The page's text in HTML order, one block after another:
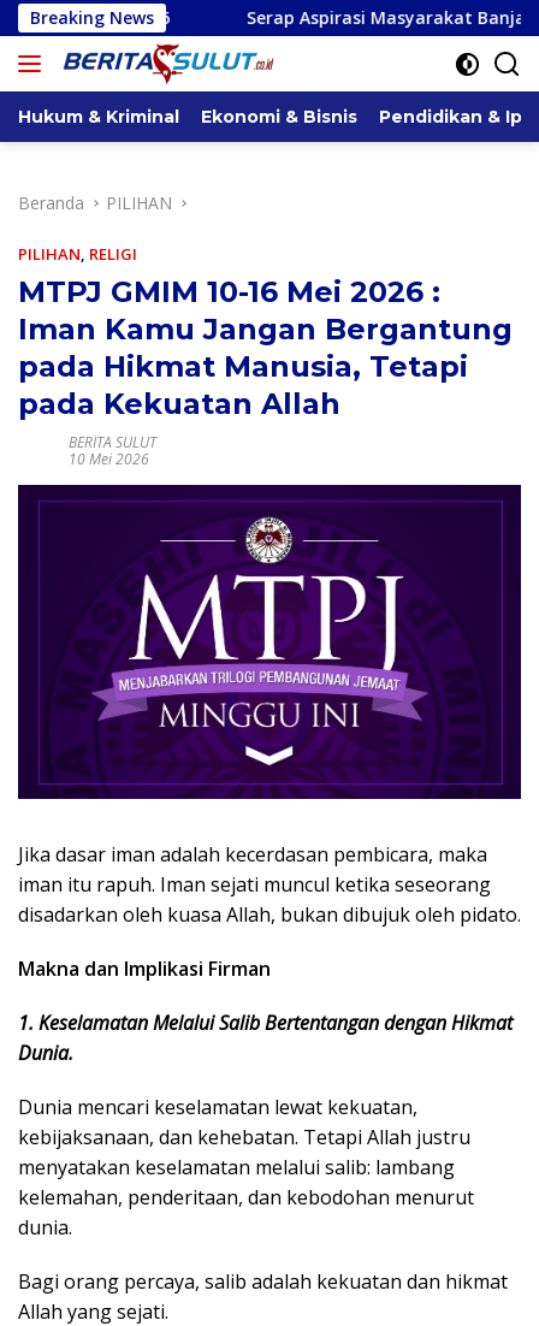
Langsung
ke
konten
Breaking NewsSerap Aspirasi Masyarakat Banjar Buana Kerta
Hukum & Kriminal Ekonomi & Bisnis Pendidikan &
Beranda PILIHAN
PILIHAN, RELIGI
MTPJ GMIM 10-16 Mei 2026 :
Iman Kamu Jangan Bergantung
pada Hikmat Manusia, Tetapi
pada Kekuatan Allah
BERITA SULUT
10 Mei 2026
Jika dasar iman adalah kecerdasan pembicara, maka
iman itu rapuh. Iman sejati muncul ketika seseorang
disadarkan oleh kuasa Allah, bukan dibujuk oleh pidato.
Makna dan Implikasi Firman
1. Keselamatan Melalui Salib Bertentangan dengan Hikmat
Dunia.
Dunia mencari keselamatan lewat kekuatan,
kebijaksanaan, dan kehebatan. Tetapi Allah justru
menyatakan keselamatan melalui salib: lambang
kelemahan, penderitaan, dan kebodohan menurut
dunia.
Bagi orang percaya, salib adalah kekuatan dan hikmat
Allah yang sejati.